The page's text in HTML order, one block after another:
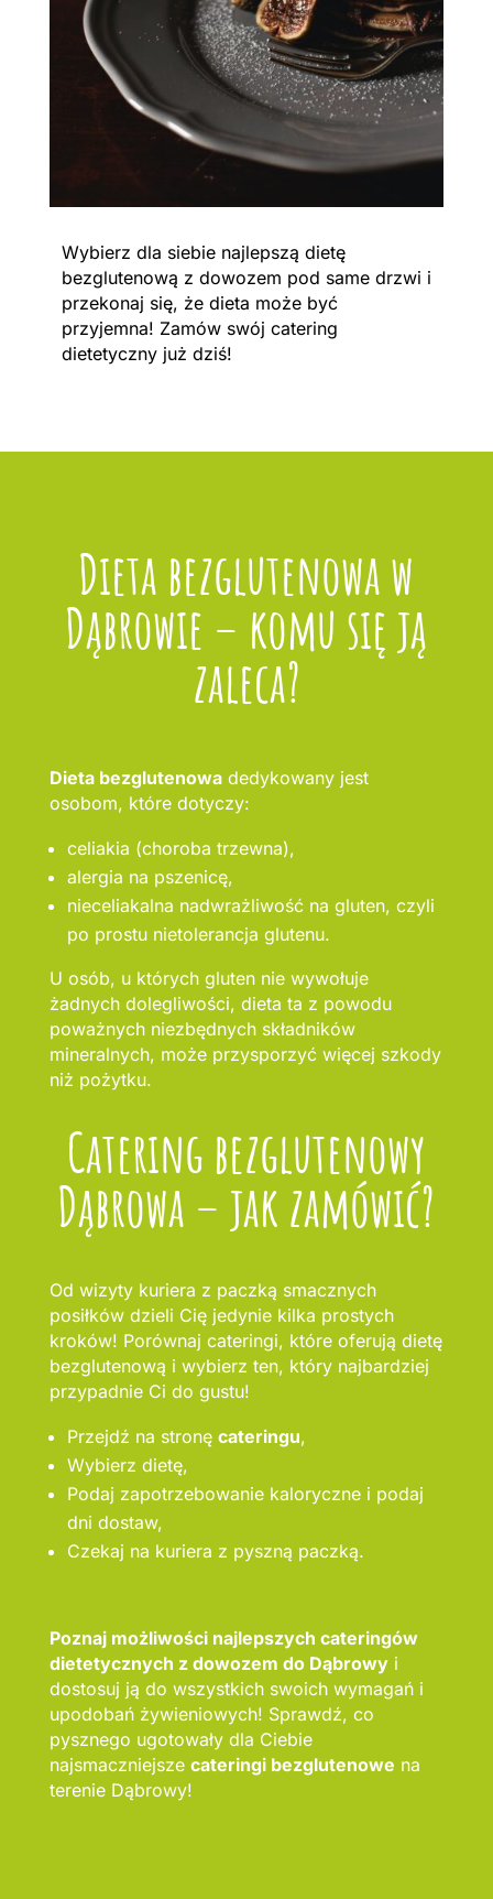
Wybierz dla siebie najlepszą dietę
bezglutenową z dowozem pod same drzwi i
przekonaj się, że dieta może być
przyjemna! Zamów swój catering
dietetyczny już dziś!
Dieta bezglutenowa w
Dąbrowie – komu się ją
zaleca?
Dieta bezglutenowadedykowany jest
osobom, które dotyczy:
celiakia (choroba trzewna),
alergia na pszenicę,
nieceliakalna nadwrażliwość na gluten, czyli
po prostu nietolerancja glutenu.
U osób, u których gluten nie wywołuje
żadnych dolegliwości, dieta ta z powodu
poważnych niezbędnych składników
mineralnych, może przysporzyć więcej szkody
niż pożytku.
Catering bezglutenowy
Dąbrowa – jak zamówić?
Od wizyty kuriera z paczką smacznych
posiłków dzieli Cię jedynie kilka prostych
kroków! Porównaj cateringi, które oferują dietę
bezglutenową i wybierz ten, który najbardziej
przypadnie Ci do gustu!
Przejdź na stronę cateringu,
Wybierz dietę,
Podaj zapotrzebowanie kaloryczne i podaj
dni dostaw,
Czekaj na kuriera z pyszną paczką.
Poznaj możliwości najlepszych cateringów
dietetycznych z dowozem do Dąbrowyi
dostosuj ją do wszystkich swoich wymagań i
upodobań żywieniowych! Sprawdź, co
pysznego ugotowały dla Ciebie
najsmaczniejsze cateringi bezglutenowe na
terenie Dąbrowy!